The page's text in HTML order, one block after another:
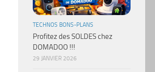
TECHNOS BONS-PLANS
Profitez des SOLDES chez
DOMADOO !!!
29 JANVIER 2026